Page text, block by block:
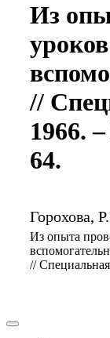
Из
//
1966.
64.
Горохова,
Из опыта
//